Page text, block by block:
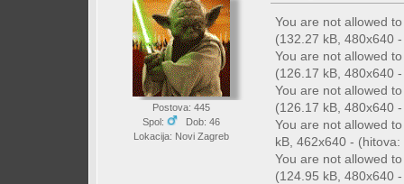
Postova: 445
Spol:
Dob: 46
Lokacija: Novi Zagreb
You are not allowed
(132.27 kB, 480x640
You are not allowed
(126.17 kB, 480x640
You are not allowed
(126.17 kB, 480x640
You are not allowed
kB, 462x640 - (hitova:
You are not allowed
(124.95 kB, 480x640